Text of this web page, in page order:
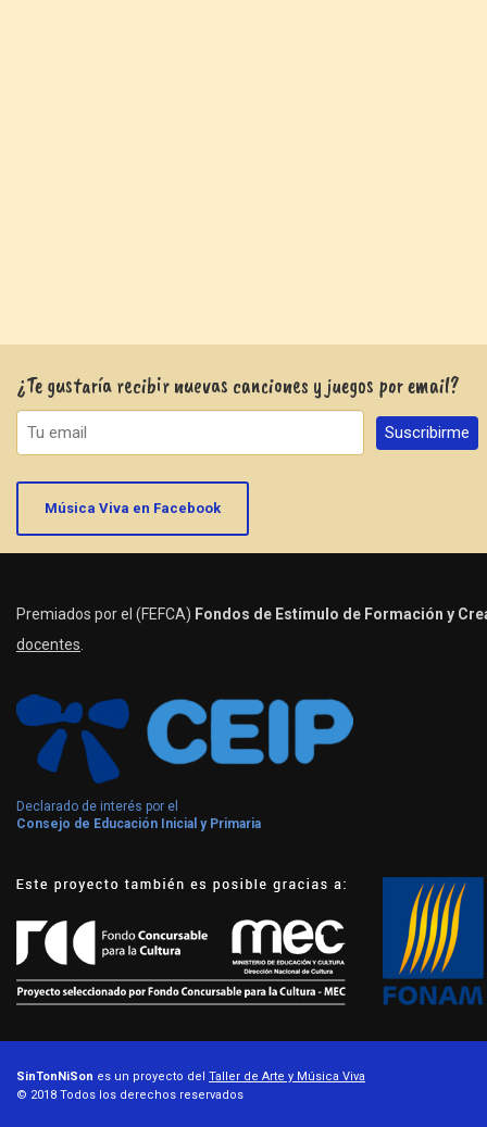
¿Te gustaría recibir nuevas canciones y juegos por email?
Música Viva en Facebook
Premiados por el (FEFCA) Fondos de Estímulo de Formación y
docentes
Declarado de interés por el
Consejo de Educación Inicial y Primaria
SinTonNiSon es un proyecto del Taller de Arte y Música Viva
© 2018 Todos los derechos reservados